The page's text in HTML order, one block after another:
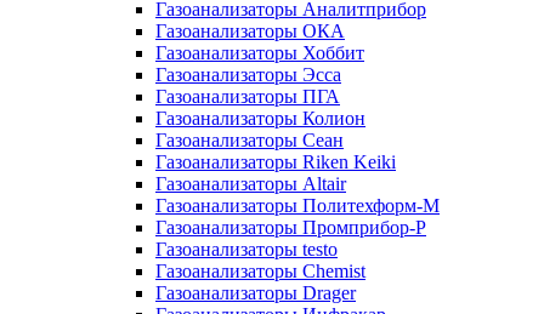
Газоанализаторы Аналитприбор
Газоанализаторы ОКА
Газоанализаторы Хоббит
Газоанализаторы Эсса
Газоанализаторы ПГА
Газоанализаторы Колион
Газоанализаторы Сеан
Газоанализаторы Riken Keiki
Газоанализаторы Altair
Газоанализаторы Политехформ-М
Газоанализаторы Промприбор-Р
Газоанализаторы testo
Газоанализаторы Chemist
Газоанализаторы Drager